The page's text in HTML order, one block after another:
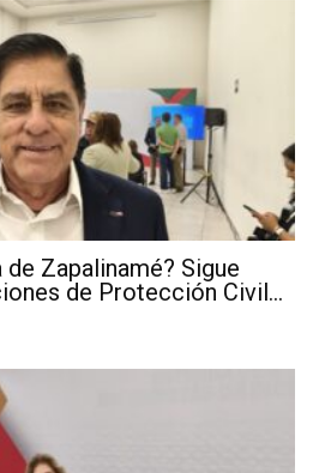
Zapalinamé? Sigue
de Protección Civil...